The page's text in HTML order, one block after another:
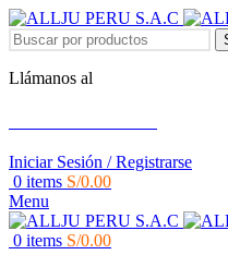
Llámanos al
Iniciar Sesión / Registrarse
0 items S/0.00
Menu
0 items S/0.00